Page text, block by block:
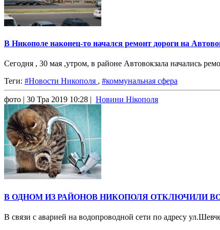
В Никополе наконец-то начался ремонт дороги на
Сегодня , 30 мая ,утром, в районе Автовокзала начались
Теги: #Новости Никополя , #коммунальная сфера
фото | 30 Тра 2019 10:28 | Новини Нікополя
В ОДНОМ ИЗ РАЙОНОВ НИКОПОЛЯ ОТКЛЮЧИЛИ
В связи с аварией на водопроводной сети по адресу